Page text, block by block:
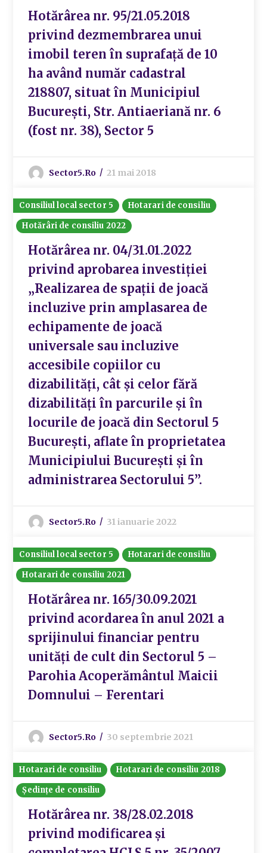
Hotărârea nr. 95/21.05.2018
privind dezmembrarea unui
imobil teren în suprafață de 10
ha având număr cadastral
218807, situat în Municipiul
București, Str. Antiaeriană nr. 6
(fost nr. 38), Sector 5
Sector5.ro 21 mai 2018
Consiliul local sector 5
Hotarari de consiliu
Hotărâri de consiliu 2022
Hotărârea nr. 04/31.01.2022
privind aprobarea investiției
„Realizarea de spații de joacă
incluzive prin amplasarea de
echipamente de joacă
universale sau incluzive
accesibile copiilor cu
dizabilități, cât și celor fără
dizabilități în parcurile și în
locurile de joacă din Sectorul 5
București, aflate în proprietatea
Municipiului București și în
administrarea Sectorului 5”.
Sector5.ro 31 ianuarie 2022
Consiliul local sector 5
Hotarari de consiliu
Hotarari de consiliu 2021
Hotărârea nr. 165/30.09.2021
privind acordarea în anul 2021 a
sprijinului financiar pentru
unități de cult din Sectorul 5 –
Parohia Acoperământul Maicii
Domnului – Ferentari
Sector5.ro 30 septembrie 2021
Hotarari de consiliu
Hotarari de consiliu 2018
Ședințe de consiliu
Hotărârea nr. 38/28.02.2018
privind modificarea și